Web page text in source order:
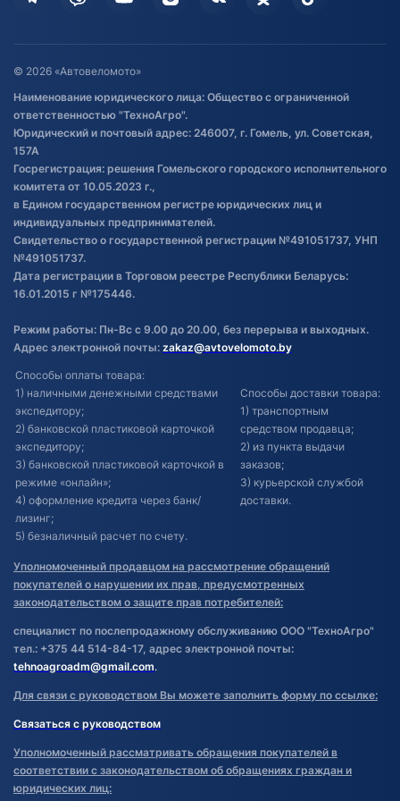
Оставить отзыв
Договор публичной оферты
Обработка файлов cookie
Постановка транспорта на учет
Обновления в ЭПТС 2024
© 2026 «Автовеломото»
Наименование юридического лица: Общество с ограниченной
ответственностью "ТехноАгро".
Юридический и почтовый адрес: 246007, г. Гомель, ул. Советская,
157А
Госрегистрация: решения Гомельского городского исполнительного
комитета от 10.05.2023 г.,
в Едином государственном регистре юридических лиц и
индивидуальных предпринимателей.
Свидетельство о государственной регистрации №491051737, УНП
№491051737.
Дата регистрации в Торговом реестре Республики Беларусь:
16.01.2015 г №175446.
Режим работы: Пн-Вс с 9.00 до 20.00, без перерыва и выходных.
Адрес электронной почты: zakaz@avtovelomoto.by
Способы оплаты товара:
1) наличными денежными средствами
экспедитору;
2) банковской пластиковой карточкой
экспедитору;
3) банковской пластиковой карточкой в
режиме «онлайн»;
4) оформление кредита через банк/
лизинг;
5) безналичный расчет по счету.
Способы доставки товара:
1) транспортным
средством продавца;
2) из пункта выдачи
заказов;
3) курьерской службой
доставки.
Уполномоченный продавцом на рассмотрение обращений
покупателей о нарушении их прав, предусмотренных
законодательством о защите прав потребителей:
специалист по послепродажному обслуживанию ООО "ТехноАгро"
тел.: +375 44 514-84-17, адрес электронной почты:
tehnoagroadm@gmail.com.
Для связи с руководством Вы можете заполнить форму по ссылке:
Связаться с руководством
Уполномоченный рассматривать обращения покупателей в
соответствии с законодательством об обращениях граждан и
юридических лиц: